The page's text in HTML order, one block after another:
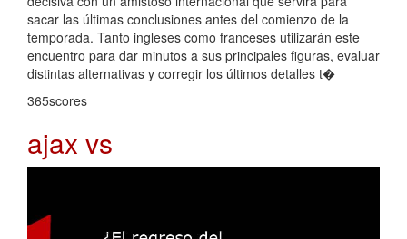
sacar las últimas conclusiones antes del comienzo de la
temporada. Tanto ingleses como franceses utilizarán este
encuentro para dar minutos a sus principales figuras, evaluar
distintas alternativas y corregir los últimos detalles t�
365scores
ajax vs